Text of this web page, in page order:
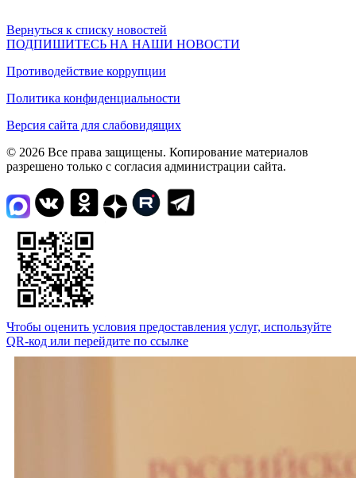
Вернуться к списку новостей
ПОДПИШИТЕСЬ НА НАШИ НОВОСТИ
Противодействие коррупции
Политика конфиденциальности
Версия сайта для слабовидящих
© 2026 Все права защищены. Копирование материалов
разрешено только с согласия администрации сайта.
Чтобы оценить условия предоставления услуг, используйте
QR-код или перейдите по ссылке